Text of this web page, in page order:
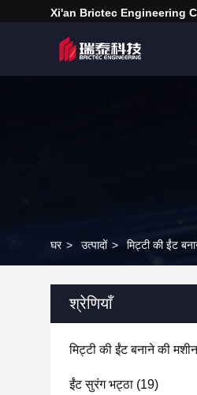
Xi'an Brictec Engineering
घर > उत्पादों > मिट्टी की ईंट
श्रेणियाँ
मिट्टी की ईंट बनाने की मशीन
ईंट सुरंग भट्ठा (19)